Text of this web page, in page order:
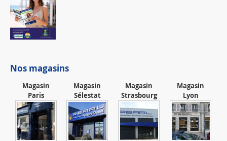
Nos magasins
Magasin
Paris
Magasin
Sélestat
Magasin
Strasbourg
Magasin
Lyon